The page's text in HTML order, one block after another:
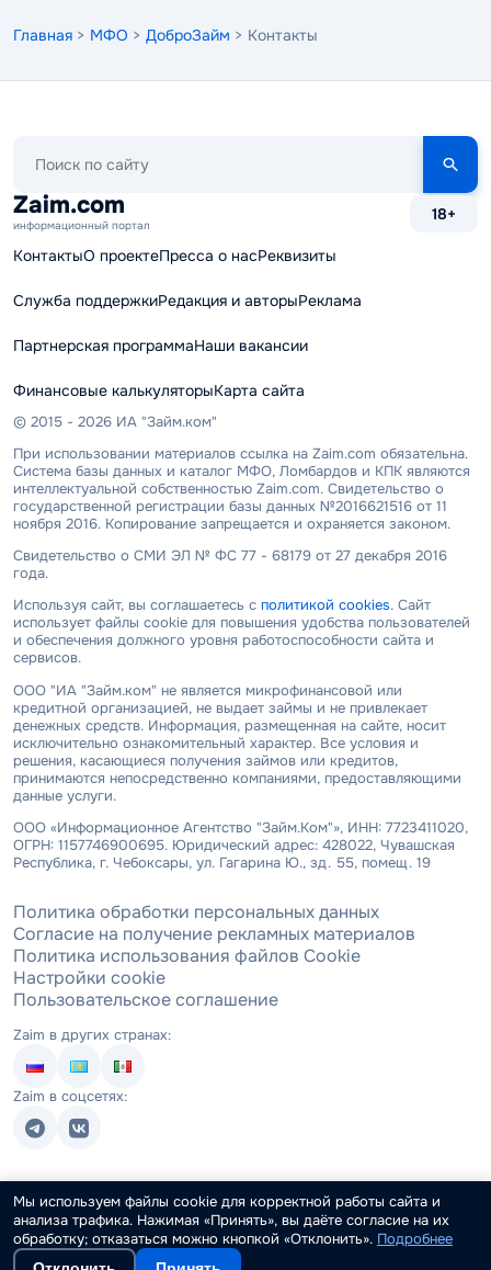
Главная > МФО > ДоброЗайм > Контакты
сайту
Zaim.com
информационный портал
18+
КонтактыО проектеПресса о насРеквизиты
Служба поддержкиРедакция и авторыРеклама
Партнерская программаНаши вакансии
Финансовые калькуляторыКарта сайта
© 2015 - 2026 ИА "Займ.ком"
При использовании материалов ссылка на Zaim.com обязательна.
Система базы данных и каталог МФО, Ломбардов и КПК являются
интеллектуальной собственностью Zaim.com. Свидетельство о
государственной регистрации базы данных №2016621516 от 11
ноября 2016. Копирование запрещается и охраняется законом.
Свидетельство о СМИ ЭЛ № ФС 77 - 68179 от 27 декабря 2016
года.
Используя сайт, вы соглашаетесь с политикой cookies. Сайт
использует файлы cookie для повышения удобства пользователей
и обеспечения должного уровня работоспособности сайта и
сервисов.
ООО "ИА "Займ.ком" не является микрофинансовой или
кредитной организацией, не выдает займы и не привлекает
денежных средств. Информация, размещенная на сайте, носит
исключительно ознакомительный характер. Все условия и
решения, касающиеся получения займов или кредитов,
принимаются непосредственно компаниями, предоставляющими
данные услуги.
ООО «Информационное Агентство "Займ.Ком"», ИНН: 7723411020,
ОГРН: 1157746900695. Юридический адрес: 428022, Чувашская
Республика, г. Чебоксары, ул. Гагарина Ю., зд. 55, помещ. 19
Политика обработки персональных данных
Согласие на получение рекламных материалов
Политика использования файлов Cookie
Настройки cookie
Пользовательское соглашение
Zaim в других странах:
Zaim в соцсетях:
Мы используем файлы cookie для корректной работы сайта и
анализа трафика. Нажимая «Принять», вы даёте согласие на их
обработку; отказаться можно кнопкой «Отклонить». Подробнее